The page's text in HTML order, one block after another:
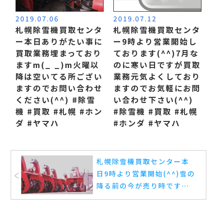
2019.07.06
札幌除雪機買取センタ
ー本日ありがたい事に
買取業務埋まっており
ますm(_ _)m 火曜以
降は空いてる所ござい
ますのでお問い合わせ
ください(^^) #除雪
機 #買取 #札幌 #ホン
ダ #ヤマハ
2019.07.12
札幌除雪機買取センタ
ー9時より営業開始し
ております(^^) 7月な
のに寒い日ですが買取
業務元気よくしており
ますのでお気軽にお問
い合わせ下さい(^^)
#除雪機 #買取 #札幌
#ホンダ #ヤマハ
札幌除雪機買取センター本
日9時より営業開始(^^) 雪の
降る前の今が売り時です
(^^) 買い替えなどで不要な